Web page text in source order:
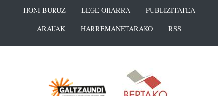
HONI BURUZ LEGE OHARRA
PUBLIZITATEA
ARAUAK
HARREMANETARAKO RSS